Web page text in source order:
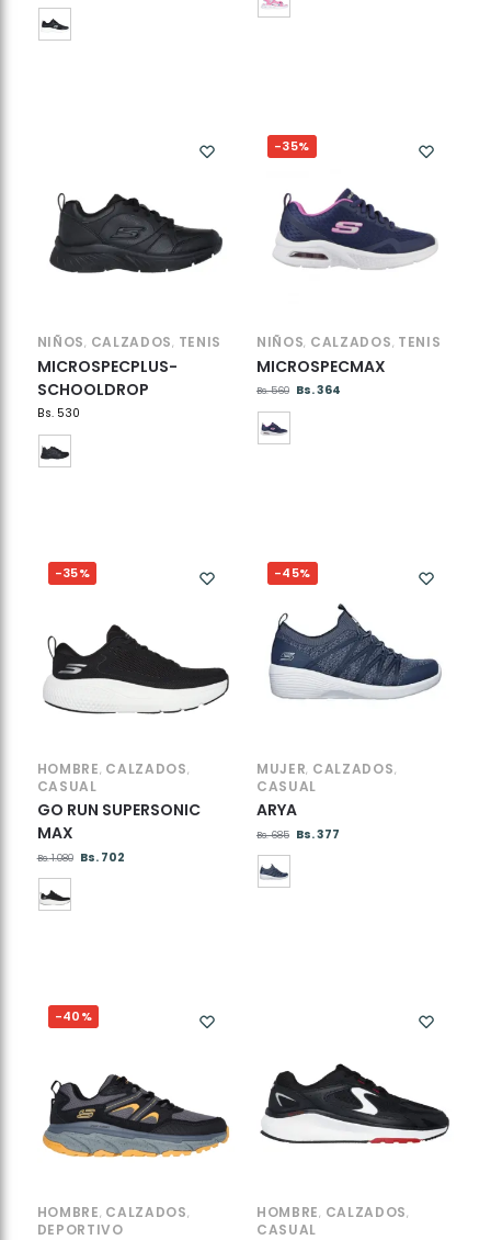
NIÑOS, CALZADOS, TENIS
MICROSPECPLUS-
SCHOOLDROP
Bs.530
-35%
NIÑOS, CALZADOS, TENIS
MICROSPECMAX
Bs.560 Bs.364
-35%
HOMBRE, CALZADOS,
CASUAL
GO RUN SUPERSONIC
MAX
Bs.1.080 Bs. 702
-45%
MUJER, CALZADOS,
CASUAL
ARYA
Bs.685 Bs.377
-40%
HOMBRE, CALZADOS,
DEPORTIVO
HOMBRE, CALZADOS,
CASUAL